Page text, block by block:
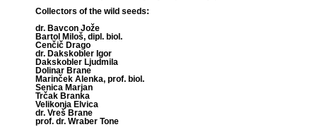
Collectors of the wild seeds:
dr. Bavcon Jože
Bartol Miloš, dipl. biol.
Cenčič Drago
dr. Dakskobler Igor
Dakskobler Ljudmila
Dolinar Brane
Marinček Alenka, prof. biol.
Senica Marjan
Trčak Branka
Velikonja Elvica
dr. Vreš Brane
prof. dr. Wraber Tone